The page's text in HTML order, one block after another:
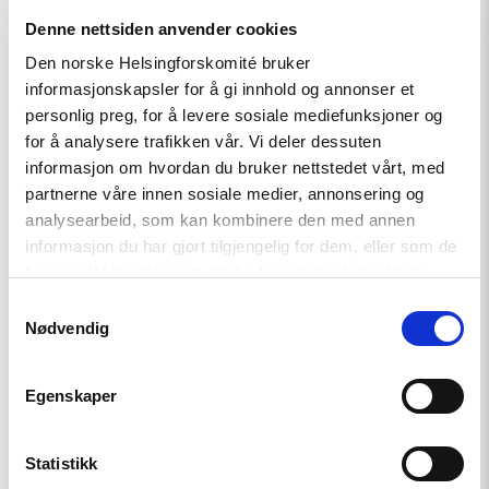
Denne nettsiden anvender cookies
Den norske Helsingforskomité bruker
informasjonskapsler for å gi innhold og annonser et
personlig preg, for å levere sosiale mediefunksjoner og
for å analysere trafikken vår. Vi deler dessuten
informasjon om hvordan du bruker nettstedet vårt, med
partnerne våre innen sosiale medier, annonsering og
analysearbeid, som kan kombinere den med annen
informasjon du har gjort tilgjengelig for dem, eller som de
Nødvendig
Egenskaper
Statistikk
Read
article
"Møt
på
Arendalsuka
2026"